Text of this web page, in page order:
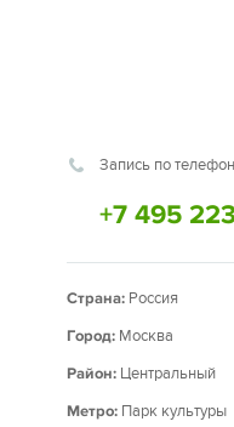
Запись по
+7 495
Страна: Россия
Город: Москва
Район: Центральный
Метро: Парк культуры